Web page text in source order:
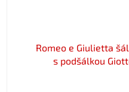
Romeo e Giulietta
s podšálkou